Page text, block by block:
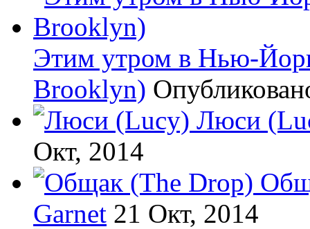
Этим утром в Нью-
Brooklyn)
Люси
Окт, 2014
Garnet 21 Окт, 2014